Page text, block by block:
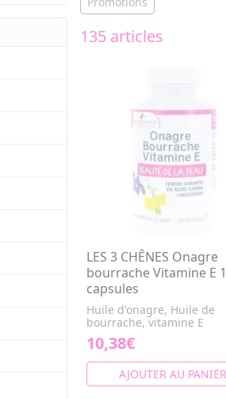
135 articles
LES 3 CHÊNES Onagre
bourrache Vitamine E
capsules
Huile d'onagre, Huile de
bourrache, vitamine E
10,38€
AJOUTER AU PANIER